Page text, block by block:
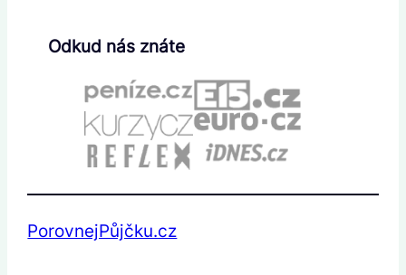
Odkud nás znáte
PorovnejPůjčku.cz